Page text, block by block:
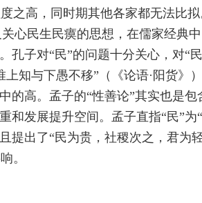
之高，同时期其他各家都无法比拟
关心民生民瘼的思想，在儒家经典
孔子对“民”的问题十分关心，对“
知与下愚不移”（《论语·阳货》
的高。孟子的“性善论”其实也是包
和发展提升空间。孟子直指“民”为
提出了“民为贵，社稷次之，君为
。